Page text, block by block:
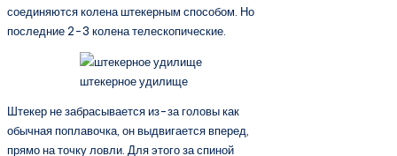
соединяются колена штекерным способом. Но
последние 2-3 колена телескопические.
штекерное удилище
Штекер не забрасывается из-за головы как
обычная поплавочка, он выдвигается вперед,
прямо на точку ловли. Для этого за спиной